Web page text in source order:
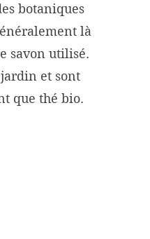
botaniques
là
savon utilisé.
et sont
que thé bio.